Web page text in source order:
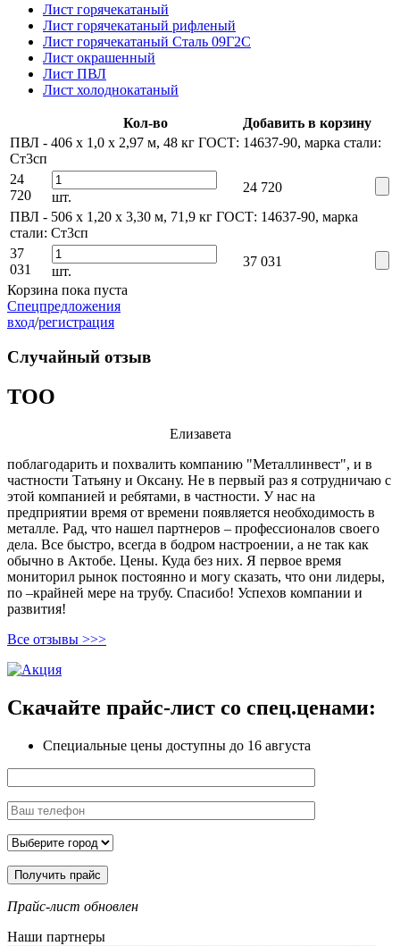
Лист горячекатаный
Лист горячекатаный рифленый
Лист горячекатаный Сталь 09Г2С
Лист окрашенный
Лист ПВЛ
Лист холоднокатаный
Кол-во
Добавить в корзину
ПВЛ - 406 x 1,0 х 2,97 м, 48 кг ГОСТ: 14637-90, марка стали:
Ст3сп
24
720
шт.
24 720
ПВЛ - 506 x 1,20 х 3,30 м, 71,9 кг ГОСТ: 14637-90, марка
стали: Ст3сп
37
031
шт.
37 031
Корзина пока пуста
Спецпредложения
вход/регистрация
Случайный отзыв
ТОО
Елизавета
поблагодарить и похвалить компанию "Металлинвест", и в
частности Татьяну и Оксану. Не в первый раз я сотрудничаю с
этой компанией и ребятами, в частности. У нас на
предприятии время от времени появляется необходимость в
металле. Рад, что нашел партнеров – профессионалов своего
дела. Все быстро, всегда в бодром настроении, а не так как
обычно в Актобе. Цены. Куда без них. Я первое время
мониторил рынок постоянно и могу сказать, что они лидеры,
по –крайней мере на трубу. Спасибо! Успехов компании и
развития!
Все отзывы >>>
Скачайте прайс-лист со спец.ценами:
Специальные цены доступны до 16 августа
Прайс-лист обновлен
Наши партнеры